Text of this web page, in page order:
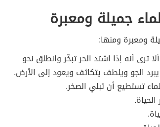
جميلة ومعبرة
ومعبرة ومنها:
ترى أنه إذا اشتد الحر تبخّر وانطلق نحو
الجو ويلطف يتكاثف ويعود إلى الأرض.
تستطيع أن تبلي الصخر.